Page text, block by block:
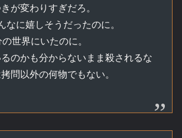
が変わりすぎだろ。
なに嬉しそうだったのに。
世界にいたのに。
のかも分からないまま殺されるな
問以外の何物でもない。